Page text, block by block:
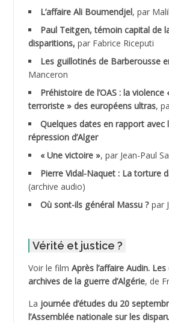
ADALMI
ADANE Ramdane *
ADDAD
ADDALA Boualem*
ADDANE
ADDECHE Rachid
ADELIOUAT Vve AIT SAADA
ADJANI Khaled
ADJAOUT
L’affaire Ali Boumendjel, par
Paul Teitgen, témoin capital de
disparitions, par Fabrice Riceputi
Les guillotinés de Barberousse
Manceron
Préhistoire de l’OAS : la violence
terroriste » des européens ultras,
Quelques dates en rapport avec
répression d’Alger
« Une victoire », par Jean-Paul
Pierre Vidal-Naquet : La torture
(archive audio)
Où sont-ils général Massu ? par
Vérité et justice ?
Voir le film Après l’affaire Audin.
archives de la guerre d’Algérie, de
La journée d’études du 20
l’Assemblée nationale sur les